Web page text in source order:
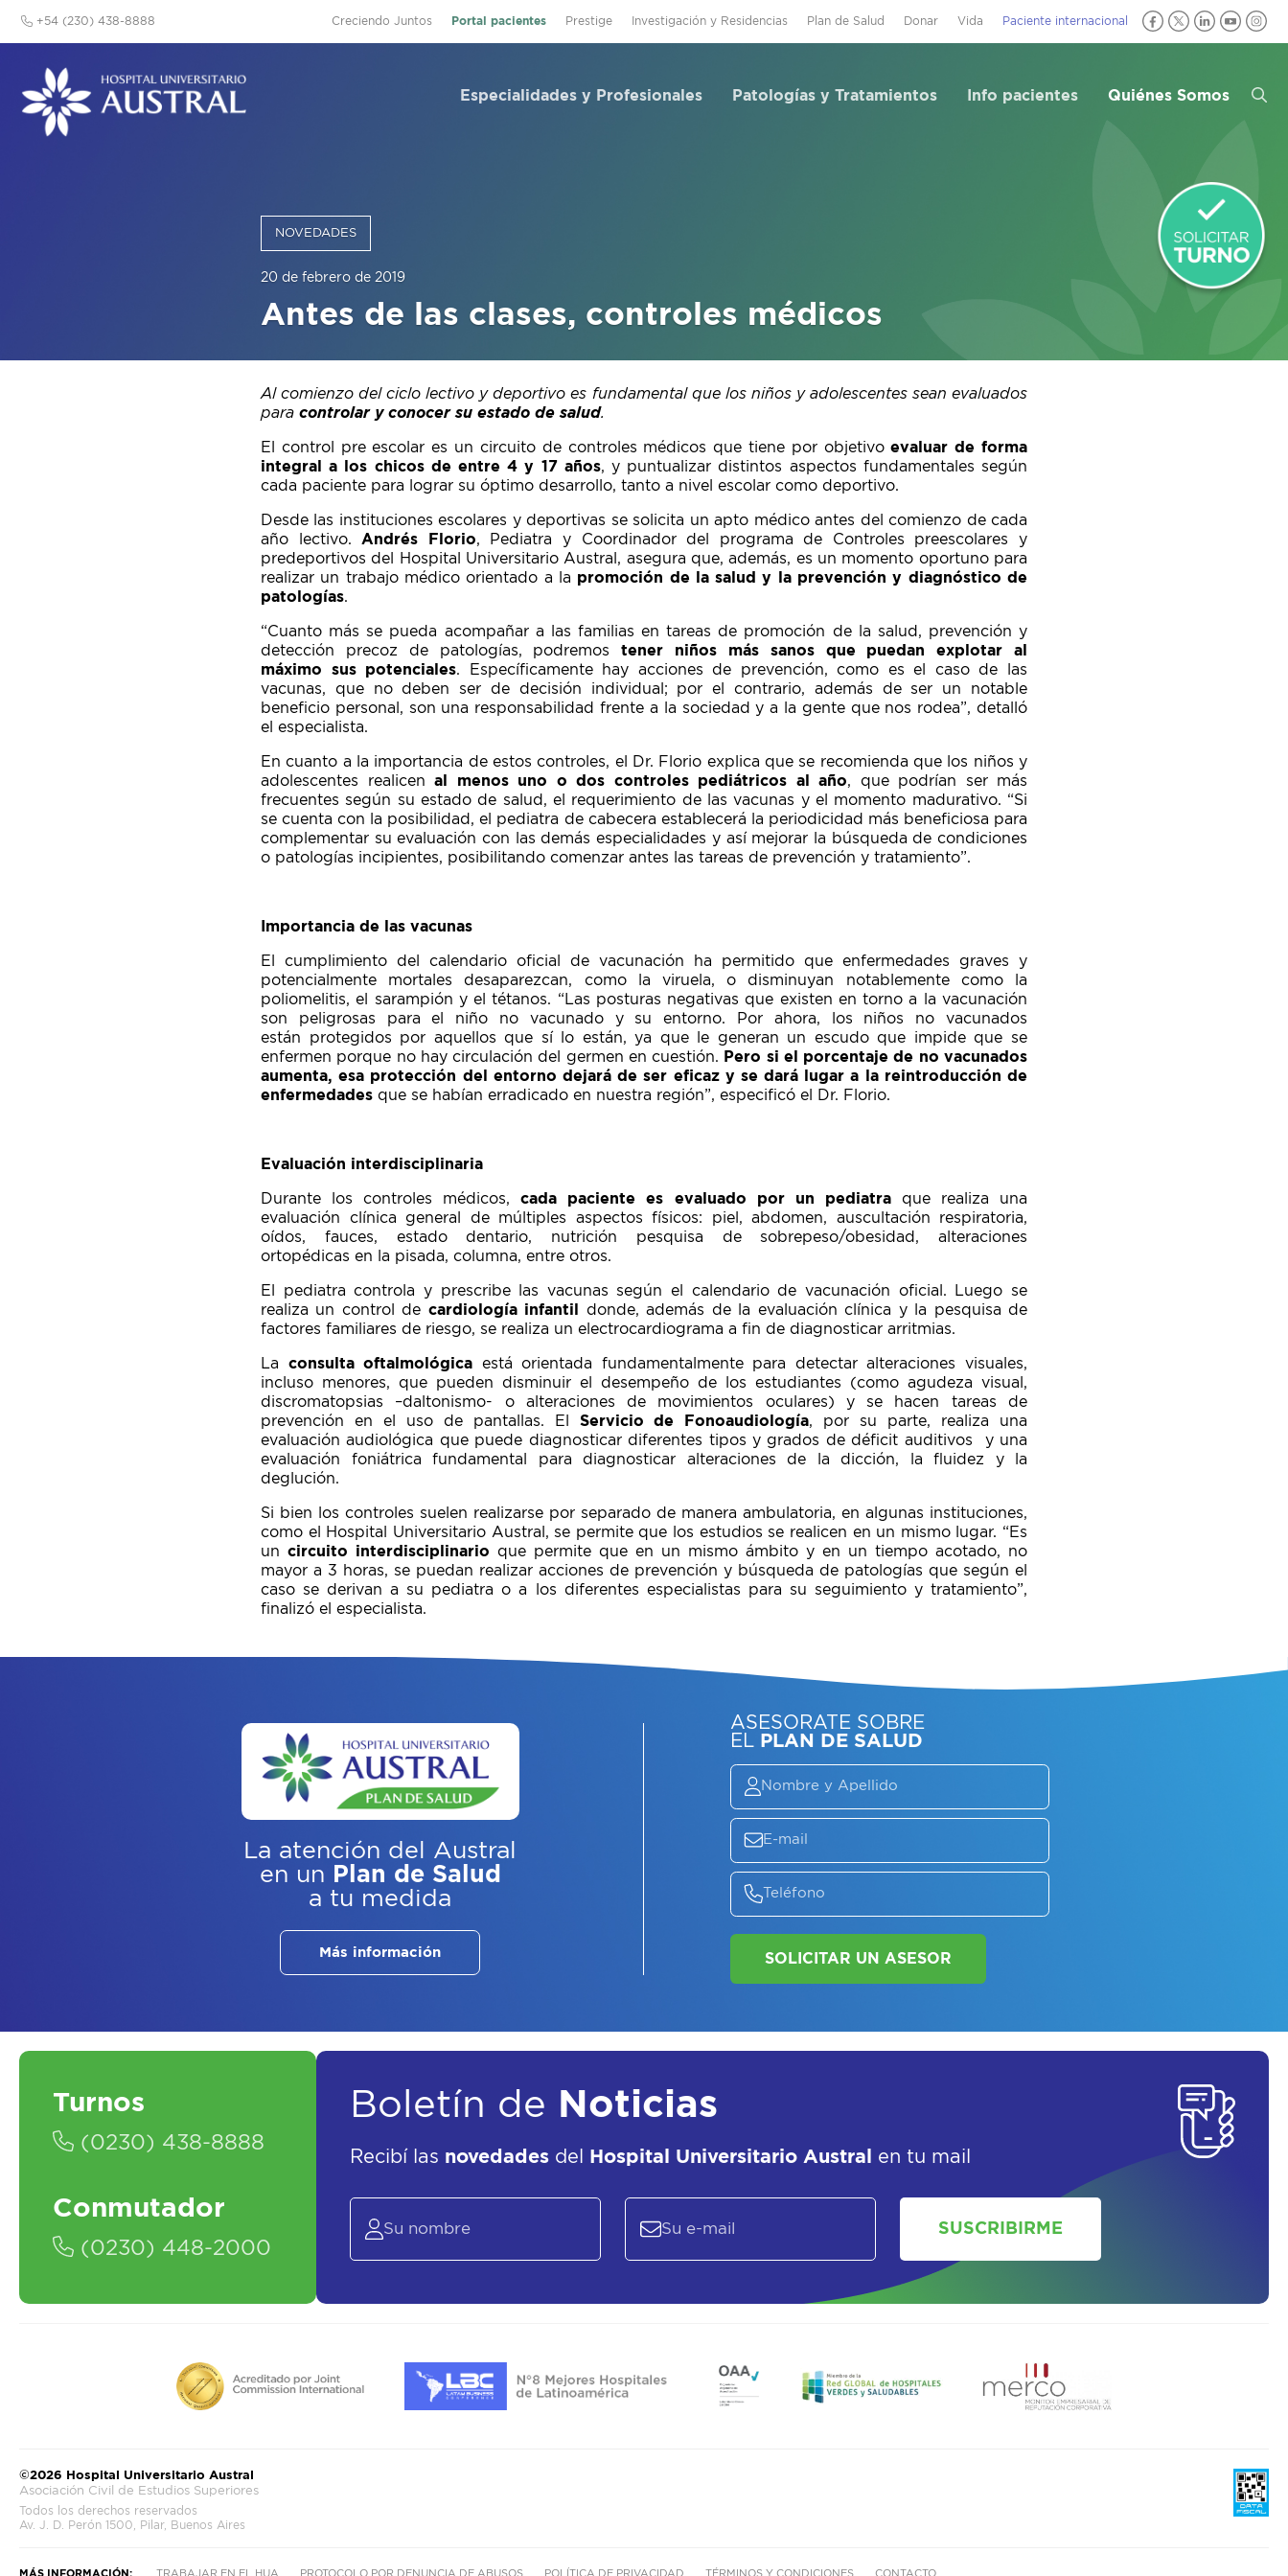
Creciendo Juntos Portal pacientes Prestige Investigación y Residencias Plan de Salud Donar Vida Paciente internacional
+54 (230) 438-8888
Especialidades y Profesionales Patologías y Tratamientos Info pacientes Quiénes Somos
NOVEDADES
20 de febrero de 2019
Antes de las clases, controles médicos
Al comienzo del ciclo lectivo y deportivo es fundamental que los niños y adolescentes sean evaluados
para controlar y conocer su estado de salud.
El control pre escolar es un circuito de controles médicos que tiene por objetivoevaluar de forma
integral a los chicos de entre 4 y 17 años, y puntualizar distintos aspectos fundamentales según
cada paciente para lograr su óptimo desarrollo, tanto a nivel escolar como deportivo.
Desde las instituciones escolares y deportivas se solicita un apto médico antes del comienzo de cada
año lectivo. Andrés Florio, Pediatra y Coordinador del programa de Controles preescolares y
predeportivos del Hospital Universitario Austral, asegura que, además, es un momento oportuno para
realizar un trabajo médico orientado a la promoción de la salud y la prevención y diagnóstico de
patologías.
“Cuanto más se pueda acompañar a las familias en tareas de promoción de la salud, prevención y
detección precoz de patologías, podremostener niños más sanos que puedan explotar al
máximo sus potenciales. Específicamente hay acciones de prevención, como es el caso de las
vacunas, que no deben ser de decisión individual; por el contrario, además de ser un notable
beneficio personal, son una responsabilidad frente a la sociedad y a la gente que nos rodea”, detalló
el especialista.
En cuanto a la importancia de estos controles, el Dr. Florio explica que se recomienda que los niños y
adolescentes realicen al menos uno o dos controles pediátricos al año, que podrían ser más
frecuentes según su estado de salud, el requerimiento de las vacunas y el momento madurativo. “Si
se cuenta con la posibilidad, el pediatra de cabecera establecerá la periodicidad más beneficiosa para
complementar su evaluación con las demás especialidades y así mejorar la búsqueda de condiciones
o patologías incipientes, posibilitando comenzar antes las tareas de prevención y tratamiento”.
Importancia de las vacunas
El cumplimiento del calendario oficial de vacunación ha permitido que enfermedades graves y
potencialmente mortales desaparezcan, como la viruela, o disminuyan notablemente como la
poliomelitis, el sarampión y el tétanos. “Las posturas negativas que existen en torno a la vacunación
son peligrosas para el niño no vacunado y su entorno. Por ahora, los niños no vacunados
están protegidos por aquellos que sí lo están, ya que le generan un escudo que impide que se
enfermen porque no hay circulación del germen en cuestión. Pero si el porcentaje de no vacunados
aumenta, esa protección del entorno dejará de ser eficaz y se dará lugar a la reintroducción de
enfermedades que se habían erradicado en nuestra región”, especificó el Dr. Florio.
Evaluación interdisciplinaria
Durante los controles médicos,cada paciente es evaluado por un pediatraque realiza una
evaluación clínica general de múltiples aspectos físicos: piel, abdomen, auscultación respiratoria,
oídos, fauces, estado dentario, nutrición pesquisa de sobrepeso/obesidad, alteraciones
ortopédicas en la pisada, columna, entre otros.
El pediatra controla y prescribe las vacunas según el calendario de vacunación oficial. Luego se
realiza un control de cardiología infantil
donde, además de la evaluación clínica y la pesquisa de
factores familiares de riesgo, se realiza un electrocardiograma a fin de diagnosticar arritmias.
La consulta oftalmológica está orientada fundamentalmente para detectar alteraciones visuales,
incluso menores, que pueden disminuir el desempeño de los estudiantes (como agudeza visual,
discromatopsias –daltonismo- o alteraciones de movimientos oculares) y se hacen tareas de
prevención en el uso de pantallas. El Servicio de Fonoaudiología, por su parte, realiza una
evaluación audiológica que puede diagnosticar diferentes tipos y grados de déficit auditivos y una
evaluación foniátrica fundamental para diagnosticar alteraciones de la dicción, la fluidez y la
deglución.
Si bien los controles suelen realizarse por separado de manera ambulatoria, en algunas instituciones,
como el Hospital Universitario Austral, se permite que los estudios se realicen en un mismo lugar. “Es
un circuito interdisciplinario que permite que en un mismo ámbito y en un tiempo acotado, no
mayor a 3 horas, se puedan realizar acciones de prevención y búsqueda de patologías que según el
caso se derivan a su pediatra o a los diferentes especialistas para su seguimiento y tratamiento”,
finalizó el especialista.
La atención del Austral
en un Plan de Salud
a tu medida
Más información
ASESORATE SOBRE
ELPLAN DE SALUD
Turnos
(0230) 438-8888
Conmutador
(0230) 448-2000
Boletín de Noticias
Recibí las novedades del Hospital Universitario Austral en tu mail
SUSCRIBIRME
©2026 Hospital Universitario Austral
Asociación Civil de Estudios Superiores
Todos los derechos reservados
Av. J. D. Perón 1500, Pilar, Buenos Aires
MÁS INFORMACIÓN: TRABAJAR EN EL HUA PROTOCOLO POR DENUNCIA DE ABUSOS POLÍTICA DE PRIVACIDAD TÉRMINOS Y CONDICIONES CONTACTO